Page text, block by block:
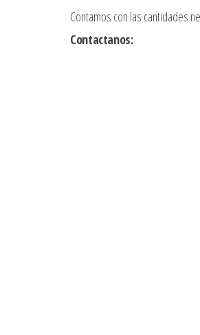
Contamos con las cantidades
Contactanos: